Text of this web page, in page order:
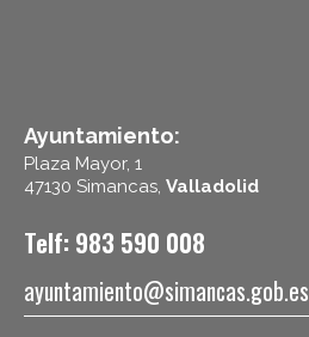
Ayuntamiento:
Plaza Mayor, 1
47130 Simancas, Valladolid
Telf: 983 590 008
ayuntamiento@simancas.gob.es